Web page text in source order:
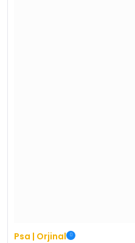
Psa | Orjinal